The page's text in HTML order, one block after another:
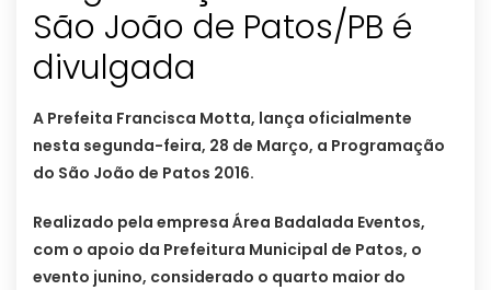
São João de Patos/PB é
divulgada
A Prefeita Francisca Motta, lança oficialmente
nesta segunda-feira, 28 de Março, a Programação
do São João de Patos 2016.
Realizado pela empresa Área Badalada Eventos,
com o apoio da Prefeitura Municipal de Patos, o
evento junino, considerado o quarto maior do